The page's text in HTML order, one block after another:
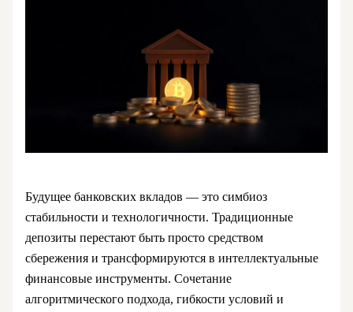
Будущее банковских вкладов — это симбиоз
стабильности и технологичности. Традиционные
депозиты перестают быть просто средством
сбережения и трансформируются в интеллектуальные
финансовые инструменты. Сочетание
алгоритмического подхода, гибкости условий и